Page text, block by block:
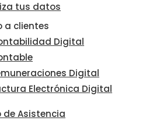
tus datos
a clientes
Digital
Digital
Electrónica Digital
de Asistencia